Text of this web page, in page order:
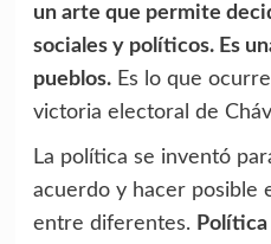
un arte que permite
sociales y políticos. Es
pueblos.Es lo que
victoria electoral de
La política se inventó
acuerdo y hacer posible
entre diferentes.